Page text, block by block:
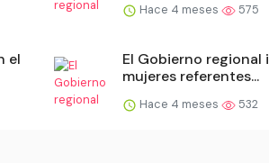
Hace 4 meses 575
el
El Gobierno regional
mujeres referentes...
Hace 4 meses 532